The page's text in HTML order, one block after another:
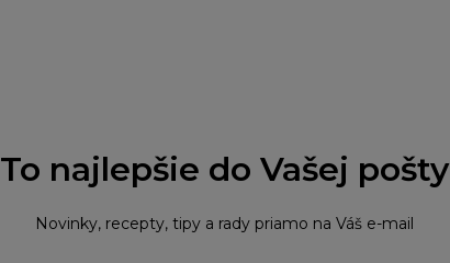
To najlepšie do Vašej pošty
Novinky, recepty, tipy a rady priamo na Váš e-mail